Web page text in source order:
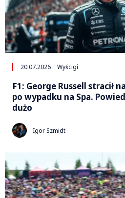
20.07.2026 Wyścigi
F1: George Russell stracił
po wypadku na Spa.
dużo
Igor Szmidt